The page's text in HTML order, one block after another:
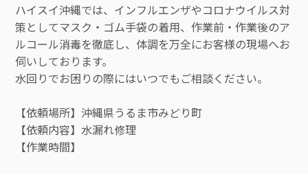
ハイスイ沖縄では、インフルエンザやコロナウイルス対
策としてマスク・ゴム手袋の着用、作業前・作業後のア
ルコール消毒を徹底し、体調を万全にお客様の現場へお
伺いしております。
水回りでお困りの際にはいつでもご相談ください。
【依頼場所】沖縄県うるま市みどり町
【依頼内容】水漏れ修理
【作業時間】